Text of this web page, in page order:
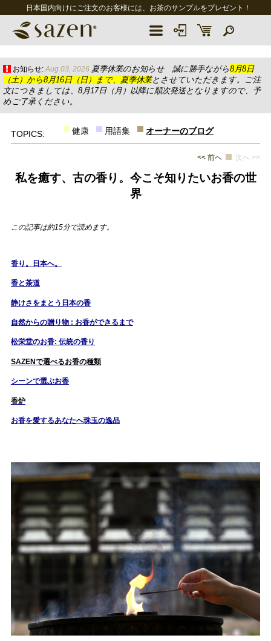
日本国内向けにご注文のお客様には、お茶のサンプルをプレゼント！
お知らせ: Aug 03, 2026 夏季休業のお知らせ 誠に勝手ながら8月8日
（土）から8月16日（日）まで、夏季休業とさせていただきます。ご注
文につきましては、8月17日（月）以降に順次発送となりますので、予
めご了承ください。
TOPICS: 健康 用語集 オーナーのブログ
<< 前へ 次へ >>
私を癒す、古の香り。今こそ知りたいお香の世
界
この記事は約15分で読めます。
香り。日本へ。
香と茶道
静けさをまとう日本の香
自然からの贈り物 : お香ができるまで
松栄堂のお香: 伝統の香り
SAZENで選べるお香の種類
シーンで選ぶお香
香炉
お香を愛するあなたへ珠玉の逸品